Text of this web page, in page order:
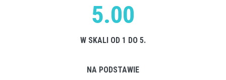
5.00
W SKALI OD 1 DO 5.
NA PODSTAWIE